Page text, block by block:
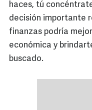
haces, tú
decisión importante
finanzas podría
económica y
buscado.